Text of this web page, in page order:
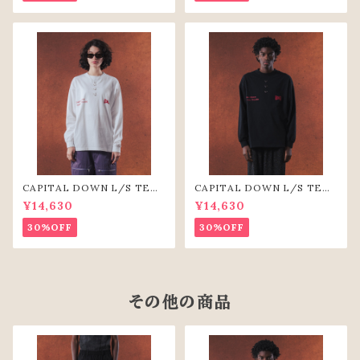
CAPITAL DOWN L/S TEE
（WHT）
¥14,630
30%OFF
CAPITAL DOWN L/S TEE
(BLK)
¥14,630
30%OFF
その他の商品